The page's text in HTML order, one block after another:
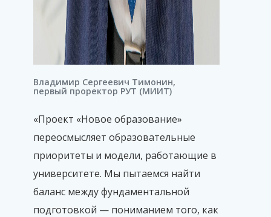
Владимир Сергеевич Тимонин,
первый проректор РУТ (МИИТ)
«Проект «Новое образование»
переосмысляет образовательные
приоритеты и модели, работающие в
университете. Мы пытаемся найти
баланс между фундаментальной
подготовкой — пониманием того, как